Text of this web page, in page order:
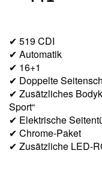
✔ 519 CDI
✔ Automatik
✔ 16+1
✔ Doppelte
✔ Zusätzliches
Sport“
✔ Elektrische
✔ Chrome-Paket
✔ Zusätzliche LED-